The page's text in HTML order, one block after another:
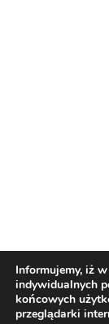
Informujemy, iż
indywidualnych
końcowych
przeglądarki